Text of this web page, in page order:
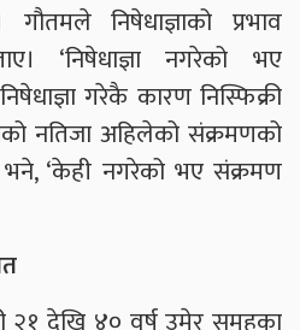
गौतमले निषेधाज्ञाको प्रभाव
‘निषेधाज्ञा नगरेको भए
गरेकै कारण निस्फिक्री
नतिजा अहिलेको संक्रमणको
भने, ‘केही नगरेको भए संक्रमण